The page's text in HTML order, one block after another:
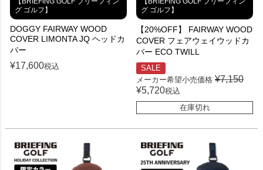
グ ゴルフ】
DOGGY FAIRWAY WOOD
COVER LIMONTA JQ ヘッドカ
バー
¥17,600税込
グ ゴルフ】
【20%OFF】 FAIRWAY WOOD
COVER フェアウェイウッドカ
バー ECO TWILL
SALE
メーカー希望小売価格 ¥7,150
¥5,720税込
在庫切れ